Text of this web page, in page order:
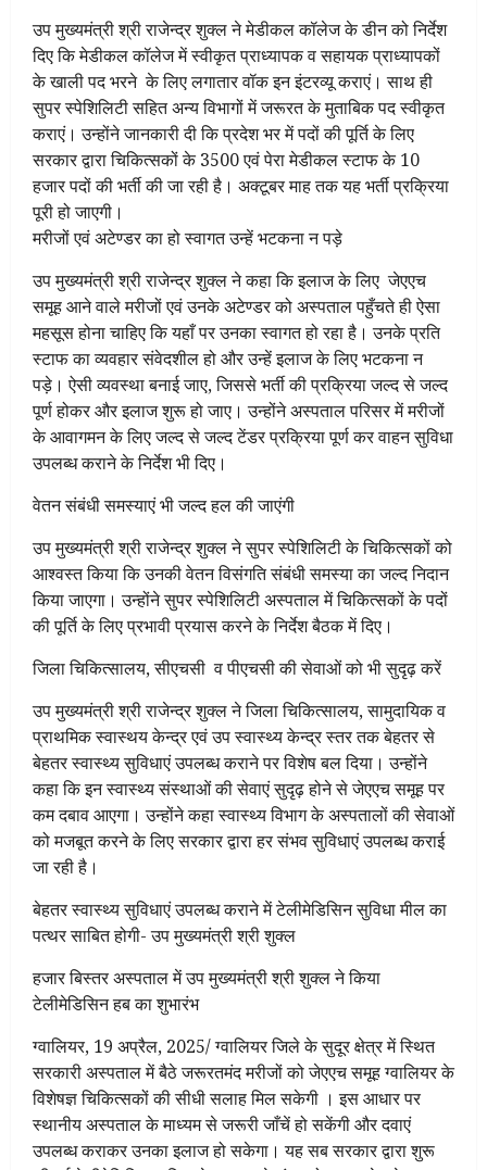
उप मुख्यमंत्री श्री राजेन्द्र शुक्ल ने मेडीकल कॉलेज के डीन को निर्देश
दिए कि मेडीकल कॉलेज में स्वीकृत प्राध्यापक व सहायक प्राध्यापकों
के खाली पद भरने के लिए लगातार वॉक इन इंटरव्यू कराएं। साथ ही
सुपर स्पेशिलिटी सहित अन्य विभागों में जरूरत के मुताबिक पद स्वीकृत
कराएं। उन्होंने जानकारी दी कि प्रदेश भर में पदों की पूर्ति के लिए
सरकार द्वारा चिकित्सकों के 3500 एवं पेरा मेडीकल स्टाफ के 10
हजार पदों की भर्ती की जा रही है। अक्टूबर माह तक यह भर्ती प्रक्रिया
पूरी हो जाएगी।
मरीजों एवं अटेण्डर का हो स्वागत उन्हें भटकना न पड़े
उप मुख्यमंत्री श्री राजेन्द्र शुक्ल ने कहा कि इलाज के लिए जेएएच
समूह आने वाले मरीजों एवं उनके अटेण्डर को अस्पताल पहुँचते ही ऐसा
महसूस होना चाहिए कि यहाँ पर उनका स्वागत हो रहा है। उनके प्रति
स्टाफ का व्यवहार संवेदशील हो और उन्हें इलाज के लिए भटकना न
पड़े। ऐसी व्यवस्था बनाई जाए, जिससे भर्ती की प्रक्रिया जल्द से जल्द
पूर्ण होकर और इलाज शुरू हो जाए। उन्होंने अस्पताल परिसर में मरीजों
के आवागमन के लिए जल्द से जल्द टेंडर प्रक्रिया पूर्ण कर वाहन सुविधा
उपलब्ध कराने के निर्देश भी दिए।
वेतन संबंधी समस्याएं भी जल्द हल की जाएंगी
उप मुख्यमंत्री श्री राजेन्द्र शुक्ल ने सुपर स्पेशिलिटी के चिकित्सकों को
आश्वस्त किया कि उनकी वेतन विसंगति संबंधी समस्या का जल्द निदान
किया जाएगा। उन्होंने सुपर स्पेशिलिटी अस्पताल में चिकित्सकों के पदों
की पूर्ति के लिए प्रभावी प्रयास करने के निर्देश बैठक में दिए।
जिला चिकित्सालय, सीएचसी व पीएचसी की सेवाओं को भी सुदृढ़ करें
उप मुख्यमंत्री श्री राजेन्द्र शुक्ल ने जिला चिकित्सालय, सामुदायिक व
प्राथमिक स्वास्थय केन्द्र एवं उप स्वास्थ्य केन्द्र स्तर तक बेहतर से
बेहतर स्वास्थ्य सुविधाएं उपलब्ध कराने पर विशेष बल दिया। उन्होंने
कहा कि इन स्वास्थ्य संस्थाओं की सेवाएं सुदृढ़ होने से जेएएच समूह पर
कम दबाव आएगा। उन्होंने कहा स्वास्थ्य विभाग के अस्पतालों की सेवाओं
को मजबूत करने के लिए सरकार द्वारा हर संभव सुविधाएं उपलब्ध कराई
जा रही है।
बेहतर स्वास्थ्य सुविधाएं उपलब्ध कराने में टेलीमेडिसिन सुविधा मील का
पत्थर साबित होगी- उप मुख्यमंत्री श्री शुक्ल
हजार बिस्तर अस्पताल में उप मुख्यमंत्री श्री शुक्ल ने किया
टेलीमेडिसिन हब का शुभारंभ
ग्वालियर, 19 अप्रैल, 2025/ ग्वालियर जिले के सुदूर क्षेत्र में स्थित
सरकारी अस्पताल में बैठे जरूरतमंद मरीजों को जेएएच समूह ग्वालियर के
विशेषज्ञ चिकित्सकों की सीधी सलाह मिल सकेगी । इस आधार पर
स्थानीय अस्पताल के माध्यम से जरूरी जाँचें हो सकेंगी और दवाएं
उपलब्ध कराकर उनका इलाज हो सकेगा। यह सब सरकार द्वारा शुरू